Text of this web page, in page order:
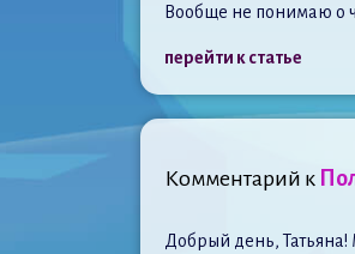
Вообще не понимаю о
перейти к статье
Комментарий к
Добрый день,